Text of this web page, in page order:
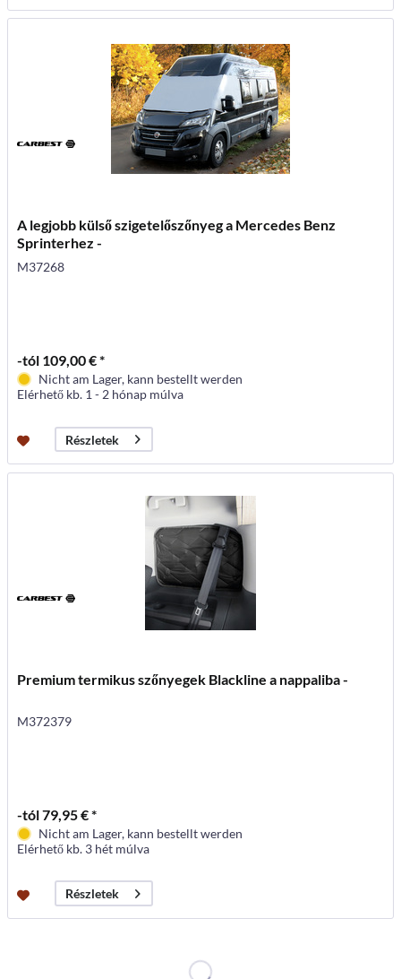
A legjobb külső szigetelőszőnyeg a Mercedes Benz
Sprinterhez -
M37268
-tól 109,00 € *
Nicht am Lager, kann bestellt werden
Elérhető kb. 1 - 2 hónap múlva
Részletek
Premium termikus szőnyegek Blackline a nappaliba -
M372379
-tól 79,95 € *
Nicht am Lager, kann bestellt werden
Elérhető kb. 3 hét múlva
Részletek